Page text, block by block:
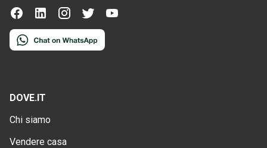
DOVE.IT
Chi siamo
Vendere casa